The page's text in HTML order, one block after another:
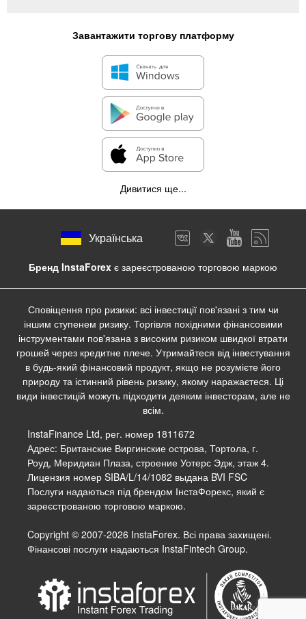
Завантажити торгову платформу
Дивитися ще...
Українська
Бренд InstaForex є зареєстрованою торговою маркою
Сповіщення про ризики: всі інвестиції пов'язані з тим чи
іншим ступенем ризику. Торгівля похідними фінансовими
інструментами пов'язана з високим ризиком швидкої втрати
грошей через кредитне плече. Утримайтеся від інвестування
в будь-який фінансовий продукт, якщо не розумієте його
природу та істинний рівень ризику, якому наражаєтеся. Ці
види інвестицій можуть підходити деяким інвесторам, але не
всім.
InstaFinance Ltd, рег. номер 1811672
Адрес: Британские Виргинские острова, Тортола, г.
Роуд, Меридиан Плаза, строение Уотерс Эдж, этаж 4.
Лицензия номер SIBA/L/14/1082 выдана BVI FSC
Послуги надаються під брендом ІнстаФорекс, який є
зареєстрованою торговою маркою.
Copyright © 2007-2026 InstaForex. Всі права захищені.
Фінансові послуги надаються InstaFintech Group.